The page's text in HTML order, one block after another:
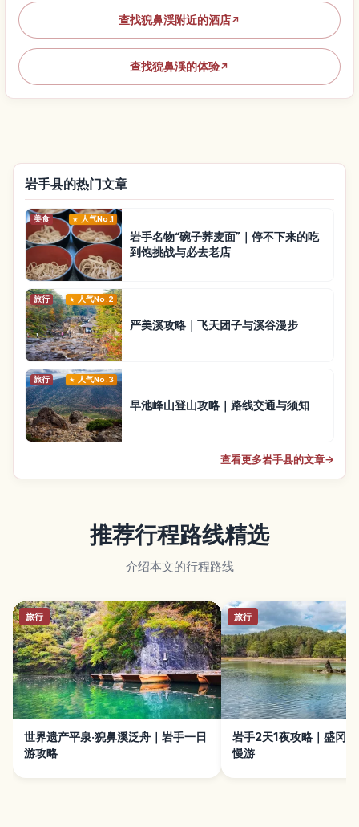
查找猊鼻渓附近的酒店↗
查找猊鼻渓的体验↗
岩手县的热门文章
美食 人气No.1
岩手名物“碗子荞麦面”｜停不下来的吃
到饱挑战与必去老店
旅行 人气No.2
严美溪攻略｜飞天团子与溪谷漫步
旅行 人气No.3
早池峰山登山攻略｜路线交通与须知
查看更多岩手县的文章→
推荐行程路线精选
介绍本文的行程路线
旅行
世界遗产平泉·猊鼻溪泛舟｜岩手一日
游攻略
旅行
岩手2天1夜攻略｜盛冈·
慢游